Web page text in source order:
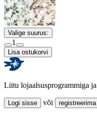
Valige suurus:
1
Lisa ostukorvi
Liitu lojaalsusprogrammiga
Logi sisse või registreerima